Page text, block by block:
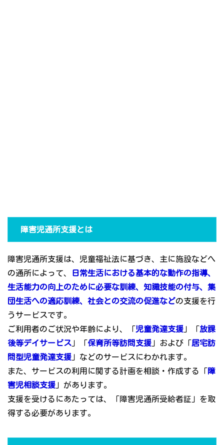
障害児通所支援とは
障害児通所支援は、児童福祉法に基づき、主に施設などへ
の通所によって、
日常生活における基本的な動作の指導、
生活能力の向上のために必要な訓練、知識技能の付与、集
団生活への適応訓練、社会との交流の促進などの支援を行
うサービスです。
ご利用者のご状況や年齢により、「児童発達支援 」「放課
後等デイサービス 」「保育所等訪問支援 」および「居宅訪
問型児童発達支援 」などのサービスにわかれます。
また、サービスの利用に関する計画を相談・作成する「障
害児相談支援 」があります。
支援を受けるにあたっては、「障害児通所受給者証」を取
得する必要があります。